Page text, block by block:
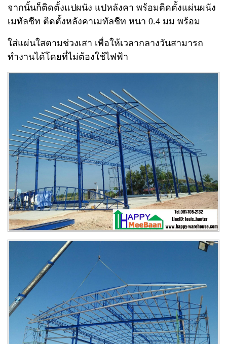
จากนั้นก็ติดตั้งแปผนัง แปหลังคา พร้อมติดตั้งแผ่นผนัง
เมทัลชีท ติดตั้งหลังคาเมทัลชีท หนา 0.4 มม พร้อม
ใส่แผ่นใสตามช่วงเสา เพื่อให้เวลากลางวันสามารถ
ทำงานได้โดยที่ไม่ต้องใช้ไฟฟ้า